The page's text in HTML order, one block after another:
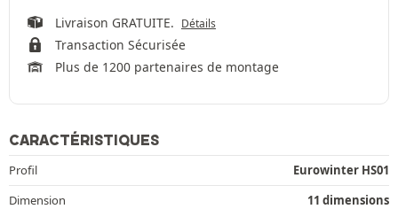
Livraison GRATUITE. Détails
Transaction Sécurisée
Plus de 1200 partenaires de montage
CARACTÉRISTIQUES
Profil
Eurowinter HS01
Dimension
11 dimensions